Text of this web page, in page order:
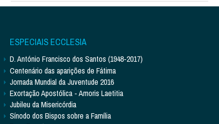
ESPECIAIS ECCLESIA
D. António Francisco dos Santos (1948-2017)
Centenário das aparições de Fátima
Jornada Mundial da Juventude 2016
Exortação Apostólica - Amoris Laetitia
Jubileu da Misericórdia
Sínodo dos Bispos sobre a Família